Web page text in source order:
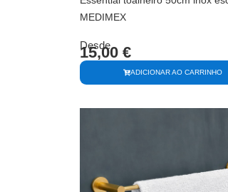
MEDIMEX
ADICIONAR AO CARRINHO
Desde
15,00 €